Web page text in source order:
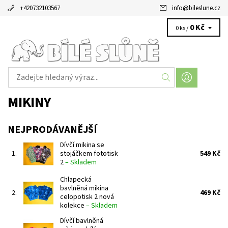
+420732103567 info@bileslune.cz
0 ks / 0 Kč
MIKINY
NEJPRODÁVANĚJŠÍ
1.
Dívčí mikina se
stojáčkem fototisk
2–Skladem
549 Kč
2.
Chlapecká
bavlněná mikina
celopotisk 2 nová
kolekce –Skladem
469 Kč
Dívčí bavlněná